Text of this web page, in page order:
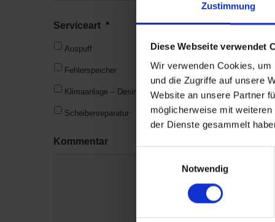
Zustimmung
Diese Webseite verwendet
Wir verwenden Cookies,
und die Zugriffe auf unsere
Website an unsere Partner
möglicherweise mit
der Dienste gesammelt
Notwendig
Serviceart *
Auspuff Batterie
Fehlerspeicher Getriebe
Klimaanlage – Desinfektion Klimaanlage –
Scheibenreparatur Zahnriemen
Kommentar